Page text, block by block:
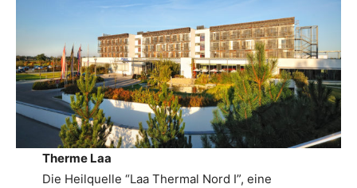
Therme Laa
Die Heilquelle “Laa Thermal Nord I”, eine